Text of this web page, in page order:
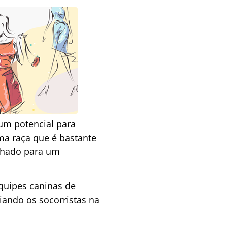
potencial para
raça que é bastante
para um
caninas de
os socorristas na